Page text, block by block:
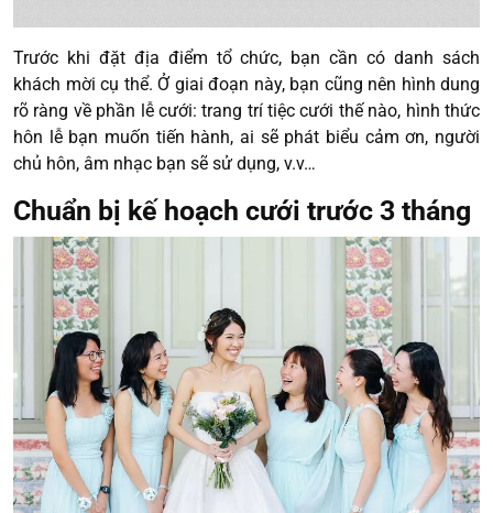
Trước khi đặt địa điểm tổ chức, bạn cần có danh sách
khách mời cụ thể. Ở giai đoạn này, bạn cũng nên hình dung
rõ ràng về phần lễ cưới: trang trí tiệc cưới thế nào, hình thức
hôn lễ bạn muốn tiến hành, ai sẽ phát biểu cảm ơn, người
chủ hôn, âm nhạc bạn sẽ sử dụng, v.v…
Chuẩn bị kế hoạch cưới trước 3 tháng